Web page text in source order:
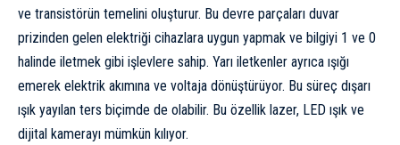
ve transistörün temelini oluşturur. Bu devre parçaları duvar
prizinden gelen elektriği cihazlara uygun yapmak ve bilgiyi 1 ve 0
halinde iletmek gibi işlevlere sahip. Yarı iletkenler ayrıca ışığı
emerek elektrik akımına ve voltaja dönüştürüyor. Bu süreç dışarı
ışık yayılan ters biçimde de olabilir. Bu özellik lazer, LED ışık ve
dijital kamerayı mümkün kılıyor.